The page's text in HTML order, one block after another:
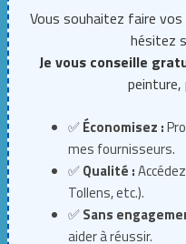
Vous souhaitez faire
hésitez
Je vous conseille
peinture,
✅Économisez :
mes fournisseurs.
✅Qualité :
Tollens, etc.).
✅Sans
aider à réussir.